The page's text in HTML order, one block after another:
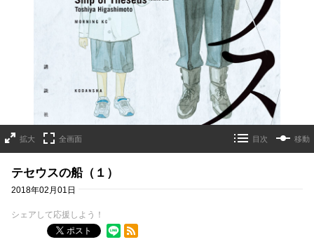
拡大 全画面 目次 移動
テセウスの船（１）
2018年02月01日
シェアして応援しよう！
ポスト
RSSフィード